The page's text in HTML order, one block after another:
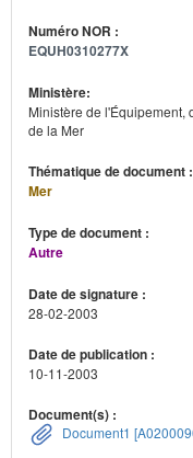
Numéro NOR :
EQUH0310277X
Ministère:
Ministère de l'Équipement,
de la Mer
Thématique de document :
Mer
Type de document :
Autre
Date de signature :
28-02-2003
Date de publication :
10-11-2003
Document(s) :
Document1